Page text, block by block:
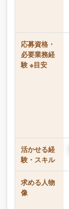
応募資格・
必要業務経
験 ※目安
活かせる経
験・スキル
求める人物
像